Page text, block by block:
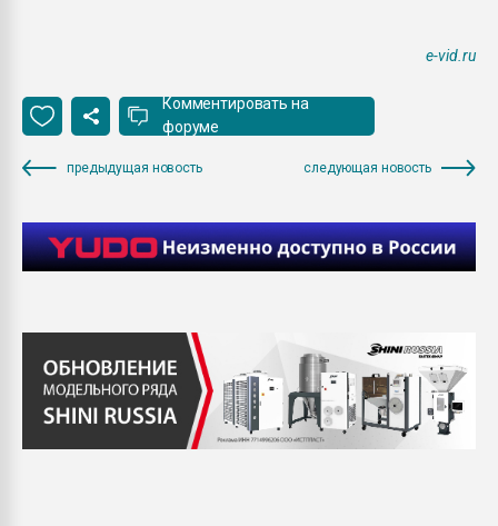
e-vid.ru
Комментировать на
форуме
предыдущая новость следующая новость